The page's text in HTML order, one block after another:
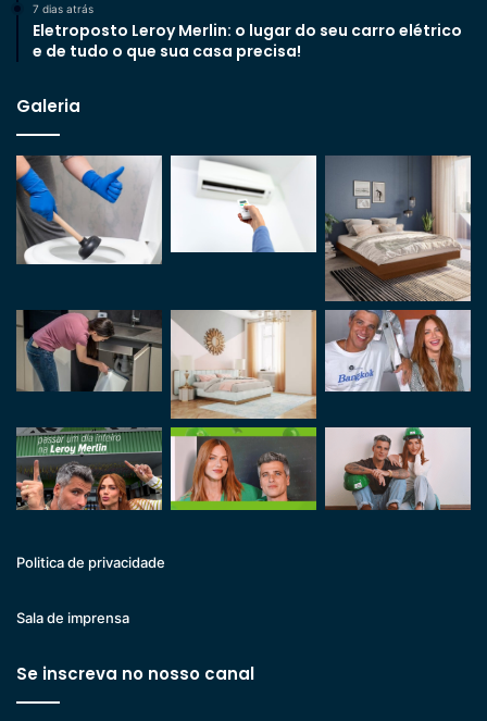
7 dias atrás
Eletroposto Leroy Merlin: o lugar do seu carro elétrico
e de tudo o que sua casa precisa!
Galeria
Politica de privacidade
Sala de imprensa
Se inscreva no nosso canal